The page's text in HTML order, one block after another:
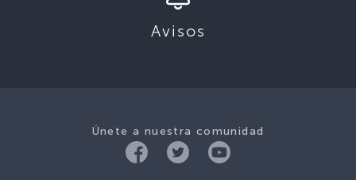
Avisos
Únete a nuestra comunidad